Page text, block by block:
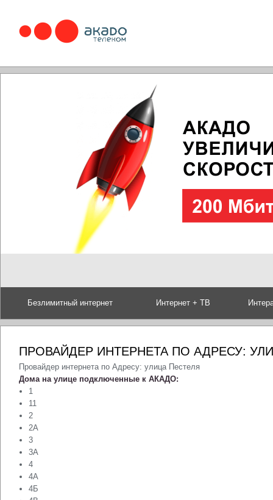
Безлимитный интернет Интернет + ТВ
ПРОВАЙДЕР ИНТЕРНЕТА ПО АДРЕСУ:
Провайдер интернета по Адресу: улица Пестеля
Дома на улице подключенные к АКАДО:
1
11
2
2А
3
3А
4
4А
4Б